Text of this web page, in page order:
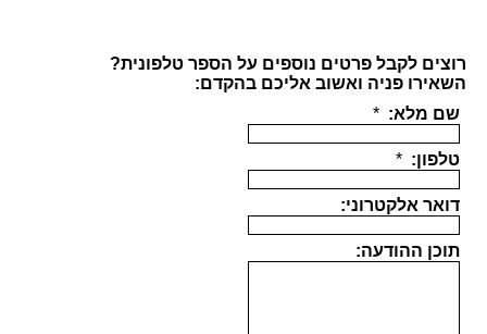
רוצים לקבל פרטים נוספים על הספר טלפונית?
השאירו פניה ואשוב אליכם בהקדם: